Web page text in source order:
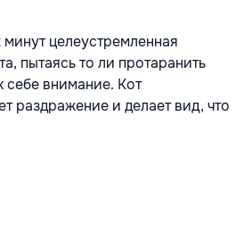
целеустремленная
пытаясь то ли протаранить
себе внимание. Кот
раздражение и делает вид, что